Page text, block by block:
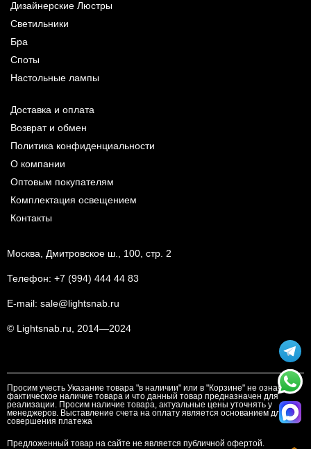
Дизайнерские Люстры
Светильники
Бра
Споты
Настольные лампы
Доставка и оплата
Возврат и обмен
Политика конфиденциальности
О компании
Оптовым покупателям
Комплектация освещением
Контакты
Москва, Дмитровское ш., 100, стр. 2
Телефон: +7 (994) 444 44 83
E-mail: sale@lightsnab.ru
© Lightsnab.ru, 2014—2024
Просим учесть Указание товара "в наличии" или в "Корзине" не означает
фактическое наличие товара и что данный товар предназначен для
реализации. Просим наличие товара, актуальные цены уточнять у
менеджеров. Выставление счета на оплату является основанием для
совершения платежа
Предложенный товар на сайте не является публичной офертой.